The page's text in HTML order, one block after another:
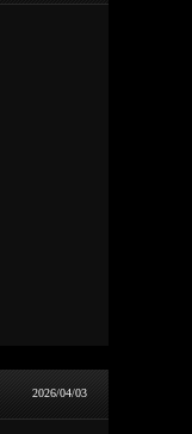
2026/04/03